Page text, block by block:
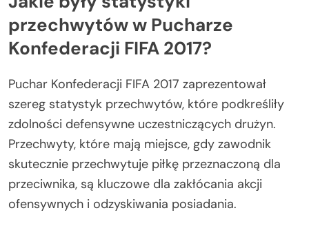
przechwytów w Pucharze
Konfederacji FIFA 2017?
Puchar Konfederacji FIFA 2017 zaprezentował
szereg statystyk przechwytów, które podkreśliły
zdolności defensywne uczestniczących drużyn.
Przechwyty, które mają miejsce, gdy zawodnik
skutecznie przechwytuje piłkę przeznaczoną dla
przeciwnika, są kluczowe dla zakłócania akcji
ofensywnych i odzyskiwania posiadania.